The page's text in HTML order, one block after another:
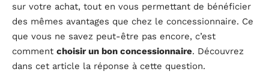
sur votre achat, tout en vous permettant de bénéficier
des mêmes avantages que chez le concessionnaire. Ce
que vous ne savez peut-être pas encore, c’est
comment choisir un bon concessionnaire. Découvrez
dans cet article la réponse à cette question.